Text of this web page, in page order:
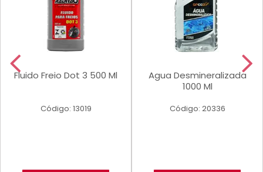
Fluido Freio Dot 3 500 Ml
Código: 13019
Agua Desmineralizada
1000 Ml
Código: 20336